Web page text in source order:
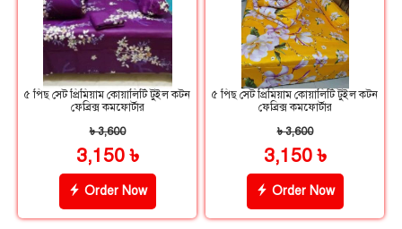
৫ পিছ সেট প্রিমিয়াম কোয়ালিটি টুইল কটন
ফেব্রিক্স কমফোর্টার
৳ 3,600
3,150 ৳
Order Now
৫ পিছ সেট প্রিমিয়াম কোয়ালিটি টুইল কটন
ফেব্রিক্স কমফোর্টার
৳ 3,600
3,150 ৳
Order Now